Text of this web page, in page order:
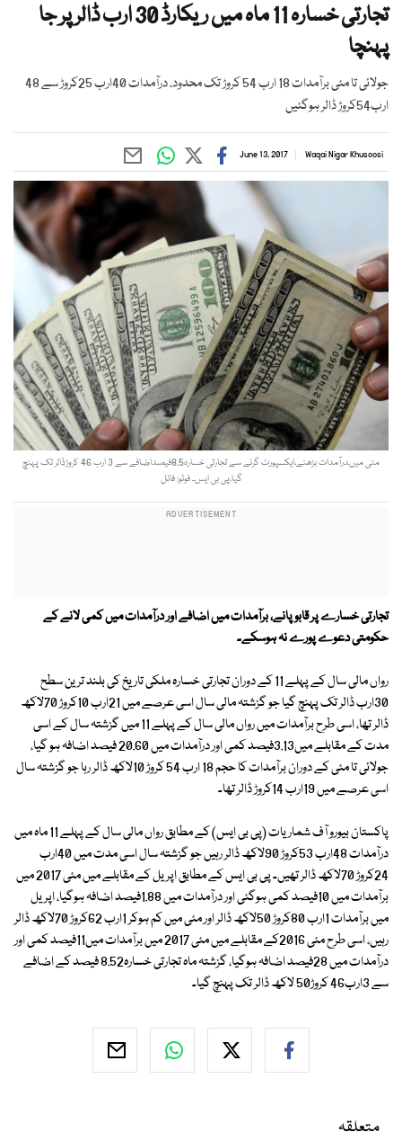
تجارتی خسارہ 11 ماہ میں ریکارڈ 30 ارب ڈالر پر جا
پہنچا
جولائی تا مئی برآمدات 18 ارب 54 کروڑ تک محدود، درآمدات 40ارب 25کروڑ سے 48
ارب54کروڑ ڈالر ہوگئیں
Waqai Nigar Khusoosi
June 13, 2017
مئی میںدرآمدات بڑھنے،ایکسپورٹ گرنے سے تجارتی خسارہ8.5فیصداضافے سے 3 ارب 46 کروڑڈالر تک پہنچ
گیا،پی بی ایس۔ فوٹو: فائل
تجارتی خسارے پر قابو پانے، برآمدات میں اضافے اور درآمدات میں کمی لانے کے
حکومتی دعوے پورے نہ ہوسکے۔
رواں مالی سال کے پہلے 11 کے دوران تجارتی خسارہ ملکی تاریخ کی بلند ترین سطح
30ارب ڈالر تک پہنچ گیا جو گزشتہ مالی سال اسی عرصے میں 21ارب 10کروڑ 70لاکھ
ڈالر تھا، اسی طرح برآمدات میں رواں مالی سال کے پہلے 11 میں گزشتہ سال کے اسی
مدت کے مقابلے میں3.13فیصد کمی اور درآمدات میں 20.60 فیصد اضافہ ہو گیا،
جولائی تا مئی کے دوران برآمدات کا حجم 18 ارب 54 کروڑ 10لاکھ ڈالر رہا جو گزشتہ سال
اسی عرصے میں 19ارب 14کروڑ ڈالر تھا۔
پاکستان بیورو آف شماریات (پی بی ایس) کے مطابق رواں مالی سال کے پہلے 11 ماہ میں
درآمدات 48ارب 53کروڑ 90لاکھ ڈالر رہیں جو گزشتہ سال اسی مدت میں 40ارب
24کروڑ 70لاکھ ڈالر تھیں۔ پی بی ایس کے مطابق اپریل کے مقابلے میں مئی 2017 میں
برآمدات میں 10فیصد کمی ہوگئی اور درآمدات میں 1.88فیصد اضافہ ہوگیا، اپریل
میں برآمدات 1ارب 80کروڑ 50لاکھ ڈالر اور مئی میں کم ہوکر 1ارب 62کروڑ 70لاکھ ڈالر
رہیں، اسی طرح مئی 2016کے مقابلے میں مئی 2017 میں برآمدات میں11فیصد کمی اور
درآمدات میں 28فیصد اضافہ ہوگیا، گزشتہ ماہ تجارتی خسارہ8.52 فیصد کے اضافے
سے 3ارب46 کروڑ50 لاکھ ڈالر تک پہنچ گیا۔
متعلقہ